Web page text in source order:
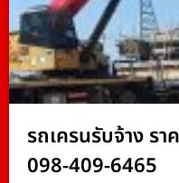
รถเครนรับจ้าง ร
098-409-6465